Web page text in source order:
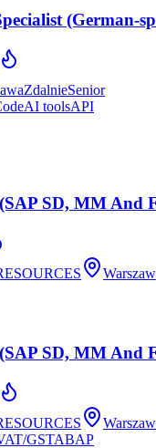
(German-
ZdalnieSenior
AI toolsAPI
SD, MM And
SD, MM And
GSTABAP